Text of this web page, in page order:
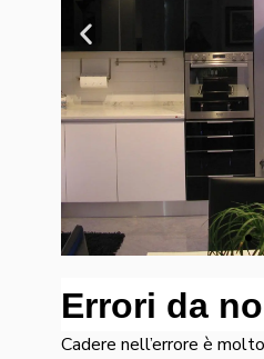
Errori da
Cadere nell’errore è